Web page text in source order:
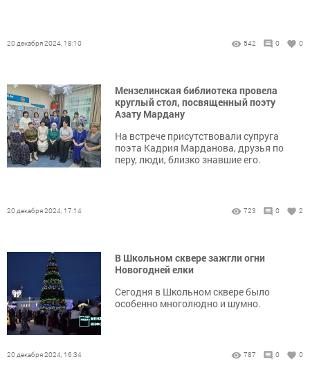
20 декабря 2024, 18:10 542 0 0
Мензелинская библиотека провела
круглый стол, посвященный поэту
Азату Мардану
На встрече присутствовали супруга
поэта Кадрия Марданова, друзья по
перу, люди, близко знавшие его.
20 декабря 2024, 17:14 723 0 2
В Школьном сквере зажгли огни
Новогодней елки
Сегодня в Школьном сквере было
особенно многолюдно и шумно.
20 декабря 2024, 16:34 787 0 0